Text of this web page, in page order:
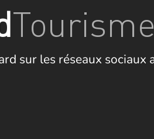
Tourisme
sur les réseaux sociaux